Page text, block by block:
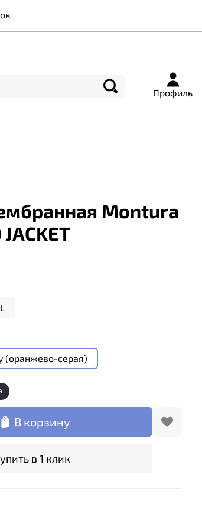
Профиль
Montura
(оранжево-серая)
В корзину
в 1 клик